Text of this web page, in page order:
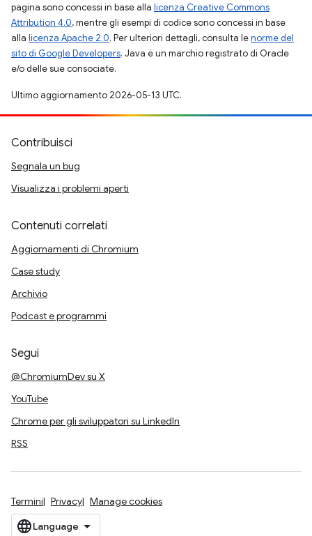
pagina sono concessi in base alla licenza Creative Commons
Attribution 4.0, mentre gli esempi di codice sono concessi in base
alla licenza Apache 2.0. Per ulteriori dettagli, consulta lenorme del
sito di Google Developers. Java è un marchio registrato di Oracle
e/o delle sue consociate.
Ultimo aggiornamento 2026-05-13 UTC.
Contribuisci
Segnala un bug
Visualizza i problemi aperti
Contenuti correlati
Aggiornamenti di Chromium
Case study
Archivio
Podcast e programmi
Segui
@ChromiumDev su X
YouTube
Chrome per gli sviluppatori su LinkedIn
RSS
Termini Privacy Manage cookies